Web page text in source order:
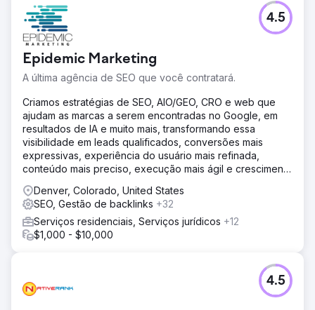
Desafio
Uma empresa de serviços B2B sem presença em
mecanismos de busca generativa. Quando os usuários
buscavam soluções para seus setores no ChatGPT,
Perplexity ou Google AI Overviews, a concorrência
aparecia, mas eles não. Estavam perdendo
oportunidades de negócios em um canal que seus
concorrentes ainda não compreendiam. Precisavam
estabelecer presença nesse novo ecossistema antes
que o mercado saturasse.
Solução
Implementação de uma estratégia GEO (Generative
Engine Optimization) completa. Reestruturação de
conteúdo para responder a perguntas específicas da
jornada do comprador. Marcação de esquema avançada
para entidades e relacionamentos. Otimização da
arquitetura para reduzir os custos de extração para
modelos de linguagem. Criação de conteúdo citável
Gestão da presença da marca em todas as fontes que
alimentam os modelos de linguagem.
Epidemic Marketing
A última agência de SEO que você contratará.
4.5
Criamos estratégias de SEO, AIO/GEO, CRO e web que
ajudam as marcas a serem encontradas no Google, em
resultados de IA e muito mais, transformando essa
visibilidade em leads qualificados, conversões mais
expressivas, experiência do usuário mais refinada,
conteúdo mais preciso, execução mais ágil e crescimento
Denver, Colorado, United States
SEO, Gestão de backlinks +32
Serviços residenciais, Serviços jurídicos +12
$1,000 - $10,000
4.5